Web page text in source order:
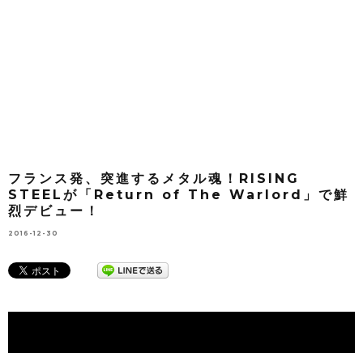
フランス発、突進するメタル魂！RISING
STEELが「Return of The Warlord」で鮮
烈デビュー！
2016-12-30